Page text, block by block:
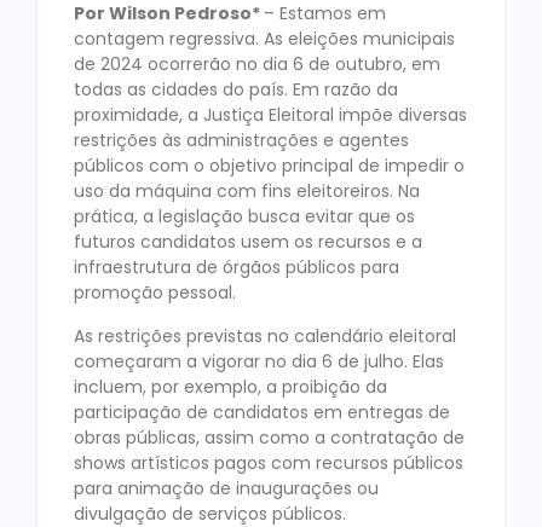
Por Wilson Pedroso* – Estamos em
contagem regressiva. As eleições municipais
de 2024 ocorrerão no dia 6 de outubro, em
todas as cidades do país. Em razão da
proximidade, a Justiça Eleitoral impõe diversas
restrições às administrações e agentes
públicos com o objetivo principal de impedir o
uso da máquina com fins eleitoreiros. Na
prática, a legislação busca evitar que os
futuros candidatos usem os recursos e a
infraestrutura de órgãos públicos para
promoção pessoal.
As restrições previstas no calendário eleitoral
começaram a vigorar no dia 6 de julho. Elas
incluem, por exemplo, a proibição da
participação de candidatos em entregas de
obras públicas, assim como a contratação de
shows artísticos pagos com recursos públicos
para animação de inaugurações ou
divulgação de serviços públicos.